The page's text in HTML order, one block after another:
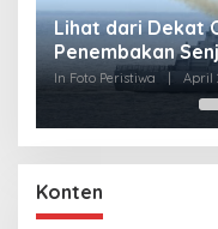
Lihat dari Dekat
Penembakan
In Foto Peristiwa April
Konten